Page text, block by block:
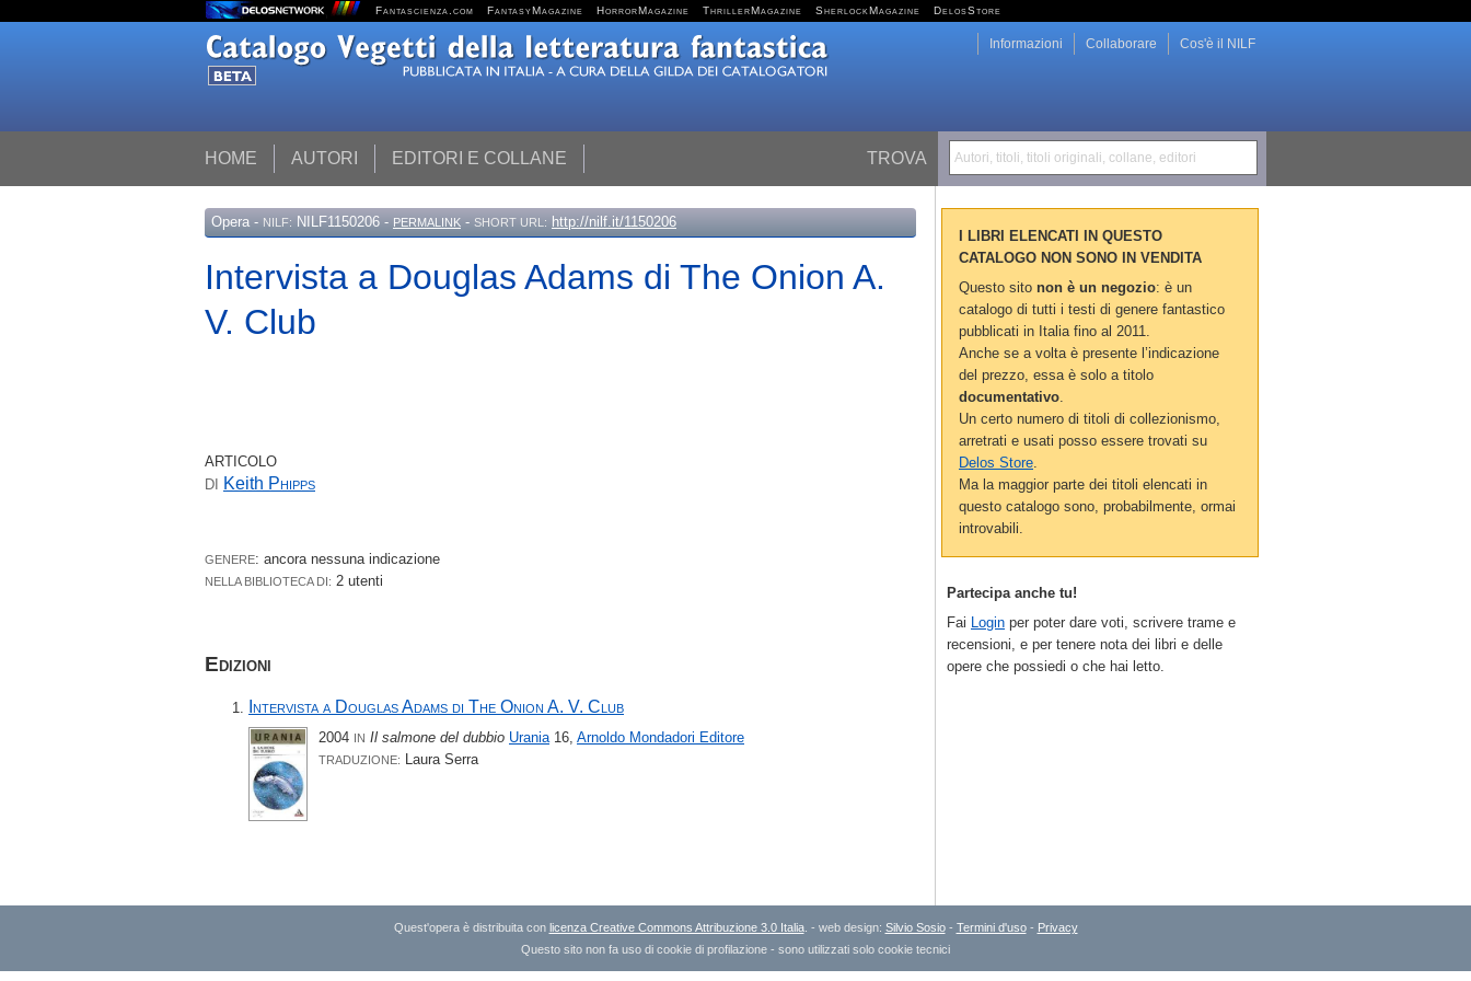
Fantascienza.com FantasyMagazine HorrorMagazine ThrillerMagazine SherlockMagazine DelosStore
TROVA Autori, titoli, titoli originali, collane, editori
HOME AUTORI EDITORI E COLLANE
Cos'è il NILF
Collaborare
Informazioni
Opera - NILF: NILF1150206 - PERMALINK - SHORT URL: http://nilf.it/1150206
Intervista a Douglas Adams di The Onion A.
V. Club
ARTICOLO
DI
Keith Phipps
GENERE: ancora nessuna indicazione
NELLA BIBLIOTECA DI: 2 utenti
Edizioni
Intervista a Douglas Adams di The Onion A. V. Club
2004 IN Il salmone del dubbio Urania 16, Arnoldo Mondadori Editore
TRADUZIONE: Laura Serra
I LIBRI ELENCATI IN QUESTO
CATALOGO NON SONO IN VENDITA
Questo sito non è un negozio: è un
catalogo di tutti i testi di genere fantastico
pubblicati in Italia fino al 2011.
Anche se a volta è presente l’indicazione
del prezzo, essa è solo a titolo
documentativo
Un certo numero di titoli di collezionismo,
arretrati e usati posso essere trovati su
Delos Store
Ma la maggior parte dei titoli elencati in
questo catalogo sono, probabilmente, ormai
introvabili.
Partecipa anche tu!
Fai Login per poter dare voti, scrivere trame e
recensioni, e per tenere nota dei libri e delle
opere che possiedi o che hai letto.
Quest'opera è distribuita con licenza Creative Commons Attribuzione 3.0 Italia. - web design: Silvio Sosio- Termini d'uso- Privacy
Questo sito non fa uso di cookie di profilazione - sono utilizzati solo cookie tecnici